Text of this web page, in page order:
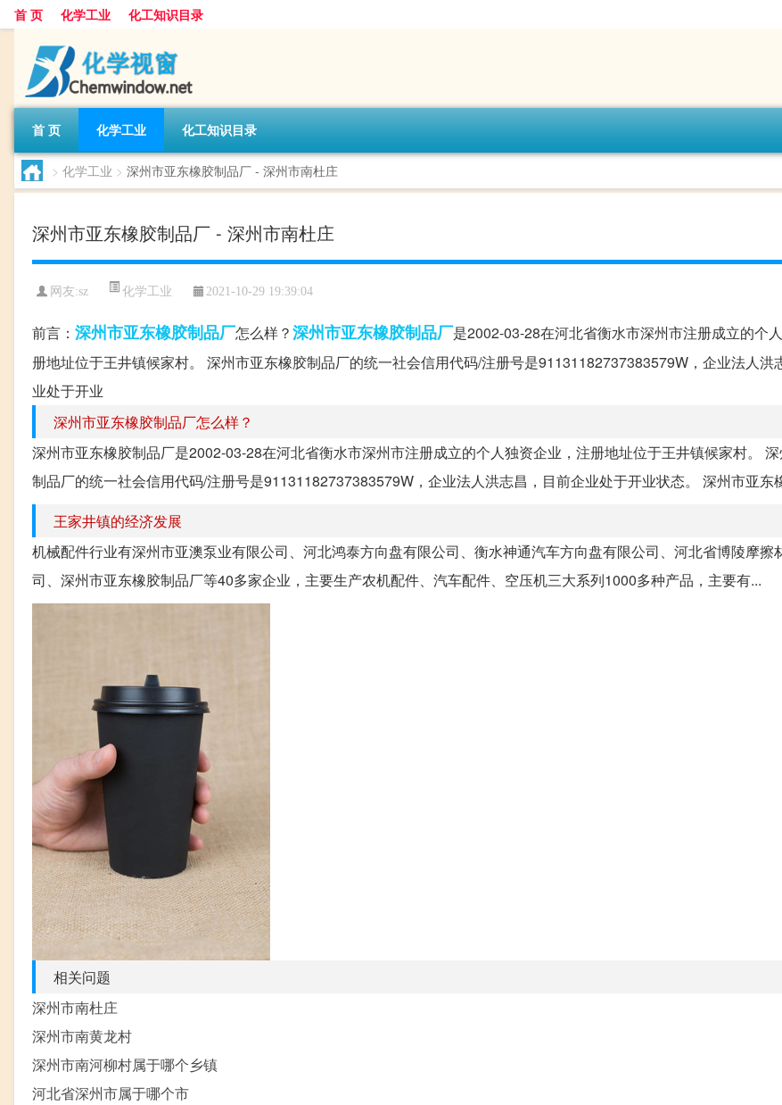
首 页 化学工业 化工知识目录
首 页 化学工业 化工知识目录
> 化学工业 > 深州市亚东橡胶制品厂 - 深州市南杜庄
深州市亚东橡胶制品厂 - 深州市南杜庄
网友:sz 化学工业 2021-10-29 19:39:04
前言： 深州市亚东橡胶制品厂怎么样？深州市亚东橡胶制品厂是2002-03-28在河北省衡水市深州市注册成立的个
册地址位于王井镇候家村。 深州市亚东橡胶制品厂的统一社会信用代码/注册号是91131182737383579W，企业法人洪
业处于开业
深州市亚东橡胶制品厂怎么样？
深州市亚东橡胶制品厂是2002-03-28在河北省衡水市深州市注册成立的个人独资企业，注册地址位于王井镇候家村。
制品厂的统一社会信用代码/注册号是91131182737383579W，企业法人洪志昌，目前企业处于开业状态。 深州市亚东
王家井镇的经济发展
机械配件行业有深州市亚澳泵业有限公司、河北鸿泰方向盘有限公司、衡水神通汽车方向盘有限公司、河北省博陵摩擦
司、深州市亚东橡胶制品厂等40多家企业，主要生产农机配件、汽车配件、空压机三大系列1000多种产品，主要有...
相关问题
深州市南杜庄
深州市南黄龙村
深州市南河柳村属于哪个乡镇
河北省深州市属于哪个市